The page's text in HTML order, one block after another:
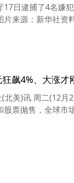
17日逮捕了4名嫌
片来源：新华社资
飙4%、大涨才
(北美)讯 周二(12
股票抛售，全球市